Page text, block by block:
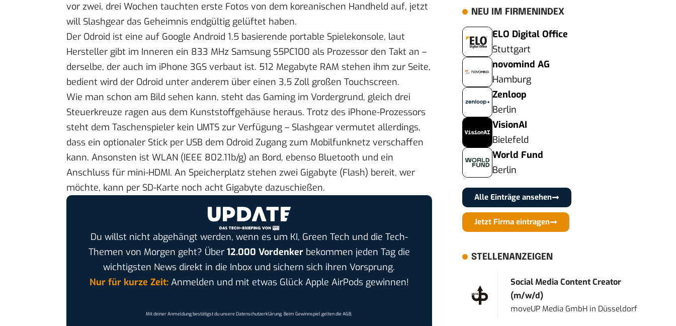
vor zwei, drei Wochen tauchten erste Fotos von dem koreanischen Handheld auf, jetzt
will Slashgear das Geheimnis endgültig gelüftet haben.
Der Odroid ist eine auf Google Android 1.5 basierende portable Spielekonsole, laut
Hersteller gibt im Inneren ein 833 MHz Samsung S5PC100 als Prozessor den Takt an –
derselbe, der auch im iPhone 3GS verbaut ist. 512 Megabyte RAM stehen ihm zur Seite,
bedient wird der Odroid unter anderem über einen 3,5 Zoll großen Touchscreen.
Wie man schon am Bild sehen kann, steht das Gaming im Vordergrund, gleich drei
Steuerkreuze ragen aus dem Kunststoffgehäuse heraus. Trotz des iPhone-Prozessors
steht dem Taschenspieler kein UMTS zur Verfügung – Slashgear vermutet allerdings,
dass ein optionaler Stick per USB dem Odroid Zugang zum Mobilfunknetz verschaffen
kann. Ansonsten ist WLAN (IEEE 802.11b/g) an Bord, ebenso Bluetooth und ein
Anschluss für mini-HDMI. An Speicherplatz stehen zwei Gigabyte (Flash) bereit, wer
möchte, kann per SD-Karte noch acht Gigabyte dazuschießen.
Du willst nicht abgehängt werden, wenn es um KI, Green Tech und die Tech-
Themen von Morgen geht? Über 12.000 Vordenkerbekommen jeden Tag die
wichtigsten News direkt in die Inbox und sichern sich ihren Vorsprung.
Nur für kurze Zeit:Anmelden und mit etwas Glück Apple AirPods gewinnen!
Mit deiner Anmeldung bestätigst du unsereDatenschutzerklärung. Beim Gewinnspiel gelten dieAGB.
NEU IM FIRMENINDEX
ELO Digital Office
Stuttgart
novomind AG
Hamburg
Zenloop
Berlin
VisionAI
Bielefeld
World Fund
Berlin
Alle Einträge ansehen
Jetzt Firma eintragen
STELLENANZEIGEN
Social Media Content Creator
(m/w/d)
moveUP Media GmbH in Düsseldorf